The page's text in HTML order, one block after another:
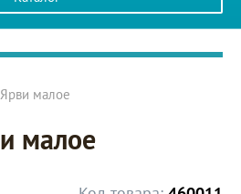
малое
малое